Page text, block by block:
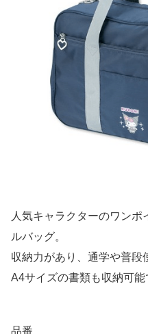
人気キャラクターのワン
ルバッグ。
収納力があり、通学や普段
A4サイズの書類も収納可能
品番